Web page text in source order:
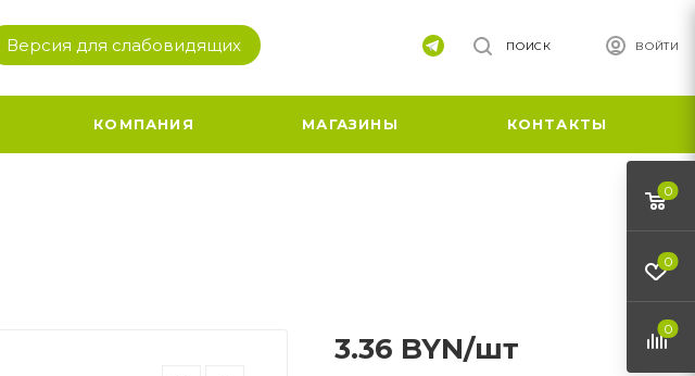
Версия для слабовидящих ВОЙТИ
ПОИСК
КОМПАНИЯ МАГАЗИНЫ КОНТАКТЫ
3.36 BYN/шт
0
0
0